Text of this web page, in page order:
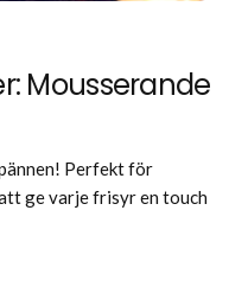
Mousserande
Perfekt för
ge varje frisyr en touch